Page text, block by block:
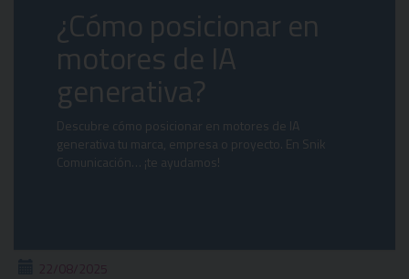
¿Cómo posicionar en
motores de IA
generativa?
Descubre cómo posicionar en motores de IA
generativa tu marca, empresa o proyecto. En Snik
Comunicación… ¡te ayudamos!
22/08/2025